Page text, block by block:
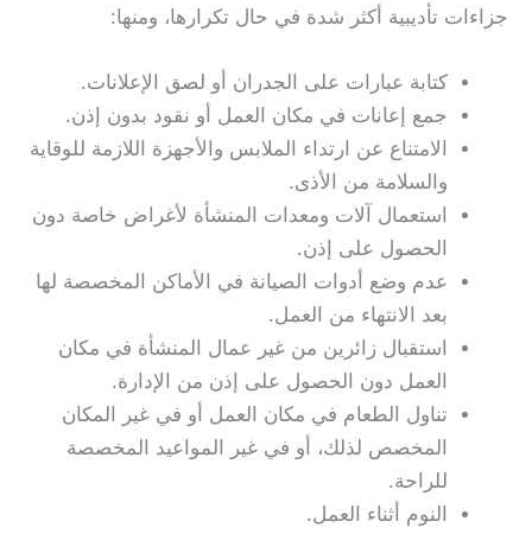
جزاءات تأديبية أكثر شدة في حال تكرارها، ومنها:
كتابة عبارات على الجدران أو لصق الإعلانات.
جمع إعانات في مكان العمل أو نقود بدون إذن.
الامتناع عن ارتداء الملابس والأجهزة اللازمة للوقاية
والسلامة من الأذى.
استعمال آلات ومعدات المنشأة لأغراض خاصة دون
الحصول على إذن.
عدم وضع أدوات الصيانة في الأماكن المخصصة لها
بعد الانتهاء من العمل.
استقبال زائرين من غير عمال المنشأة في مكان
العمل دون الحصول على إذن من الإدارة.
تناول الطعام في مكان العمل أو في غير المكان
المخصص لذلك، أو في غير المواعيد المخصصة
للراحة.
النوم أثناء العمل.